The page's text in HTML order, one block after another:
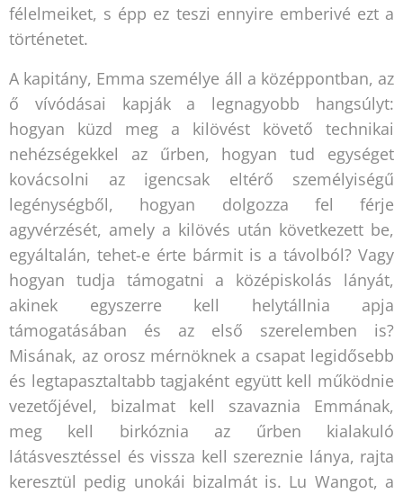
félelmeiket, s épp ez teszi ennyire emberivé ezt a
történetet.
A kapitány, Emma személye áll a középpontban, az
ő vívódásai kapják a legnagyobb hangsúlyt:
hogyan küzd meg a kilövést követő technikai
nehézségekkel az űrben, hogyan tud egységet
kovácsolni az igencsak eltérő személyiségű
legénységből, hogyan dolgozza fel férje
agyvérzését, amely a kilövés után következett be,
egyáltalán, tehet-e érte bármit is a távolból? Vagy
hogyan tudja támogatni a középiskolás lányát,
akinek egyszerre kell helytállnia apja
támogatásában és az első szerelemben is?
Misának, az orosz mérnöknek a csapat legidősebb
és legtapasztaltabb tagjaként együtt kell működnie
vezetőjével, bizalmat kell szavaznia Emmának,
meg kell birkóznia az űrben kialakuló
látásvesztéssel és vissza kell szereznie lánya, rajta
keresztül pedig unokái bizalmát is. Lu Wangot, a